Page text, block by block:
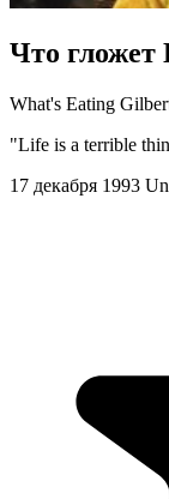
Что гложет
What's Eating
"Life is a terrible
17 декабря 1993